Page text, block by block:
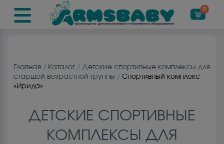
0
Главная / Каталог / Детские спортивные комплексы для
старшей возрастной группы / Спортивный комплекс
«Ирида»
ДЕТСКИЕ СПОРТИВНЫЕ
КОМПЛЕКСЫ ДЛЯ